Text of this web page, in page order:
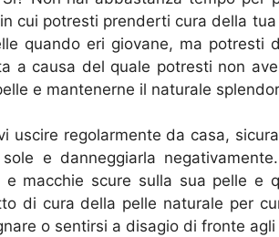
cui potresti prenderti cura della
quando eri giovane, ma potresti
a causa del quale potresti non
e mantenerne il naturale
uscire regolarmente da casa,
e danneggiarla
e macchie scure sulla sua pelle e
di cura della pelle naturale per
o sentirsi a disagio di fronte agli